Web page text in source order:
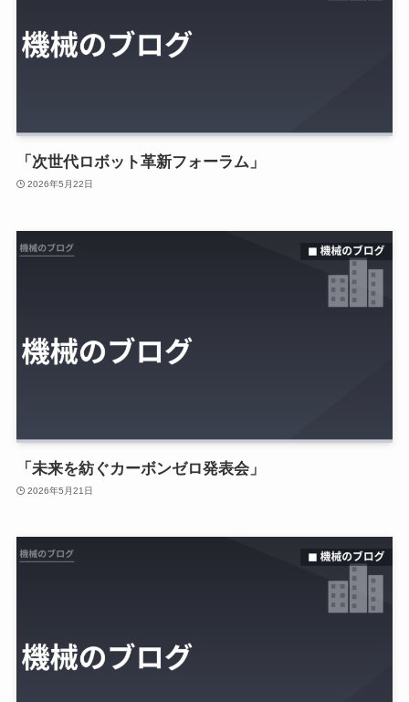
「次世代ロボット革新フォーラム」
2026年5月22日
「未来を紡ぐカーボンゼロ発表会」
2026年5月21日